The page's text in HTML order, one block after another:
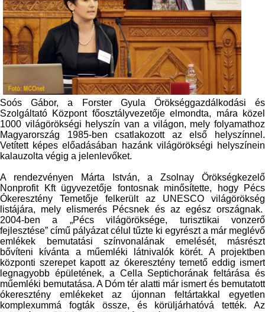
Soós Gábor, a Forster Gyula Örökséggazdálkodási és
Szolgáltató Központ főosztályvezetője elmondta, mára közel
1000 világörökségi helyszín van a világon, mely folyamathoz
Magyarország 1985-ben csatlakozott az első helyszínnel.
Vetített képes előadásában hazánk világörökségi helyszínein
kalauzolta végig a jelenlevőket.
A rendezvényen Márta István, a Zsolnay Örökségkezelő
Nonprofit Kft ügyvezetője fontosnak minősítette, hogy Pécs
Ókeresztény Temetője felkerült az UNESCO világörökség
listájára, mely elismerés Pécsnek és az egész országnak.
2004-ben a „Pécs világöröksége, turisztikai vonzerő
fejlesztése” című pályázat célul tűzte ki egyrészt a már meglévő
emlékek bemutatási színvonalának emelését, másrészt
bővíteni kívánta a műemléki látnivalók körét. A projektben
központi szerepet kapott az ókeresztény temető eddig ismert
legnagyobb épületének, a Cella Septichorának feltárása és
műemléki bemutatása. A Dóm tér alatti már ismert és bemutatott
ókeresztény emlékeket az újonnan feltártakkal egyetlen
komplexummá fogták össze, és körüljárhatóvá tették. Az